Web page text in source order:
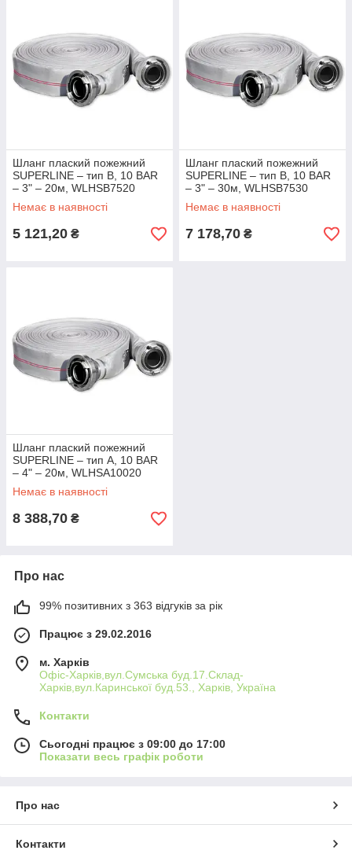
Шланг плаский пожежний
SUPERLINE – тип B, 10 BAR
– 3" – 20м, WLHSB7520
Немає в наявності
5 121,20 ₴
Шланг плаский пожежний
SUPERLINE – тип B, 10 BAR
– 3" – 30м, WLHSB7530
Немає в наявності
7 178,70 ₴
Шланг плаский пожежний
SUPERLINE – тип A, 10 BAR
– 4" – 20м, WLHSA10020
Немає в наявності
8 388,70 ₴
Про нас
99% позитивних з 363 відгуків за рік
Працює з 29.02.2016
м. Харків
Офіс-Харків,вул.Сумська буд.17.Склад-
Харків,вул.Каринської буд.53., Харків, Україна
Контакти
Сьогодні працює з 09:00 до 17:00
Показати весь графік роботи
Про нас
Контакти